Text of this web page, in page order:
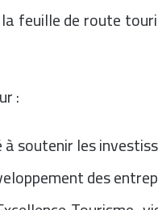
la feuille de route
:
soutenir les
des